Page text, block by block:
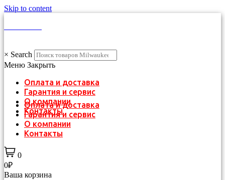
Skip to content
× Search
Меню Закрыть
Оплата и доставка
Гарантия и сервис
О компании
Контакты
Оплата и доставка
Гарантия и сервис
О компании
Контакты
0
0₽
Ваша корзина